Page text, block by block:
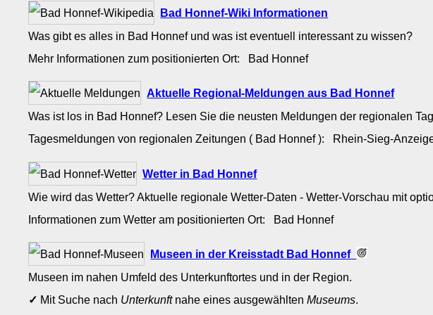
Bad Honnef-Wiki Informationen
Was gibt es alles in Bad Honnef und was ist eventuell interessant zu wissen?
Mehr Informationen zum positionierten Ort: Bad Honnef
Aktuelle Regional-Meldungen aus Bad Honnef
Was ist los in Bad Honnef? Lesen Sie die neusten Meldungen der regionalen
Tagesmeldungen von regionalen Zeitungen ( Bad Honnef ): Rhein-Sieg-
Wetter in Bad Honnef
Wie wird das Wetter? Aktuelle regionale Wetter-Daten - Wetter-Vorschau mit
Informationen zum Wetter am positionierten Ort: Bad Honnef
Museen in der Kreisstadt Bad Honnef
Museen im nahen Umfeld des Unterkunftortes und in der Region.
✓ Mit Suche nach Unterkunftnahe eines ausgewähltenMuseums.